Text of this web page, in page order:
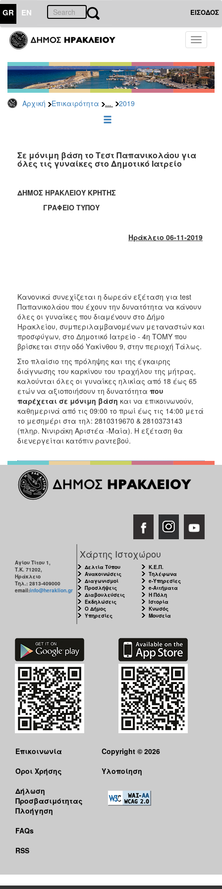
GR EN ΕΙΣΟΔΟΣ
Toggle
Αρχική Επικαιρότητα ... 2019
ΕΠΙΚΑΙΡΟΤΗΤΑ
Τύπου
Αρχείο
2026
2025
2022
2021
2019
2018
2011
2010
2006
ΔΗΜΟΤΗΣ
ΕΠΙΣΚΕΠΤΗΣ
ΗΡΑΚΛΕΙΟ
Σε μόνιμη βάση το Τεστ Παπανικολάου για
όλες τις γυναίκες στο Δημοτικό Ιατρείο
ΔΗΜΟΣ ΗΡΑΚΛΕΙΟΥ ΚΡΗΤΗΣ
ΓΡΑΦΕΙΟ ΤΥΠΟΥ
Ηράκλειο 06-11-2019
Κανονικά συνεχίζεται η δωρεάν εξέταση για test
Παπανικολάου που έχουν την δυνατότητα να κάνουν
όλες οι γυναίκες που διαμένουν στο Δήμο
Ηρακλείου, συμπεριλαμβανομένων μεταναστών και
προσφύγων, στο Δημοτικό Ιατρείο - 4η ΤΟΜΥ που
βρίσκεται στην οδό Υακίνθου 9, στην περιοχή Τάλως.
Στο πλαίσιο της πρόληψης και της έγκαιρης
διάγνωσης του καρκίνου του τραχήλου της μήτρας,
καλούνται όλες οι γυναίκες ηλικίας από 18 έως 65
ετών να αξιοποιήσουν τη δυνατότητα που
παρέχεται σε μόνιμη βάση και να επικοινωνούν,
καθημερινά από τις 09:00 το πρωί έως τις 14:00 μετά
το μεσημέρι στα τηλ: 2810319670 & 2810373143
(πληρ. Νινιράκη Αριστέα -Μαία). Η εξέταση θα
διενεργείται κατόπιν ραντεβού.
Αγίου Τίτου 1,
Τ.Κ. 71202,
Ηράκλειο
Τηλ.: 2813-409000
email:info@heraklion.gr
Χάρτης Ιστοχώρου
Δελτία Τύπου
Ανακοινώσεις
Διαγωνισμοί
Προσλήψεις
Διαβουλεύσεις
Εκδηλώσεις
Ο Δήμος
Υπηρεσίες
Κ.Ε.Π.
Τηλέφωνα
e-Υπηρεσίες
e-Αιτήματα
Η Πόλη
Ιστορία
Κνωσός
Μουσεία
Επικοινωνία
Όροι Χρήσης
Δήλωση
Προσβασιμότητας
Πλοήγηση
FAQs
RSS
Copyright © 2026
Υλοποίηση